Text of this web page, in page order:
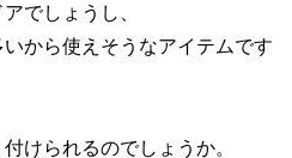
でしょうし、
から使えそうなアイテムです
けられるのでしょうか。